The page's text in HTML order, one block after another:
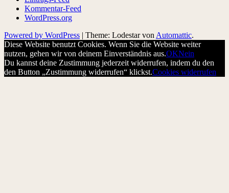
Kommentar-Feed
WordPress.org
Powered by WordPress | Theme: Lodestar von Automattic.
Diese Website benutzt Cookies. Wenn Sie die Website weiter
nutzen, gehen wir von deinem Einverständnis aus.OKNein
Du kannst deine Zustimmung jederzeit widerrufen, indem du den
den Button „Zustimmung widerrufen“ klickst.Cookies widerrufen